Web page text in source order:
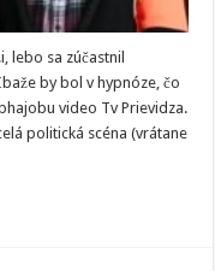
lebo sa zúčastnil
by bol v hypnóze, čo
video Tv Prievidza.
politická scéna (vrátane